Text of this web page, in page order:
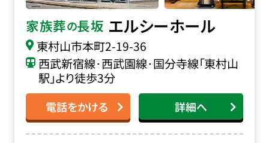
家族葬の長坂 エルシーホール
東村山市本町2-19-36
西武新宿線･西武園線･国分寺線「東村山
駅」より徒歩3分
電話をかける 詳細へ